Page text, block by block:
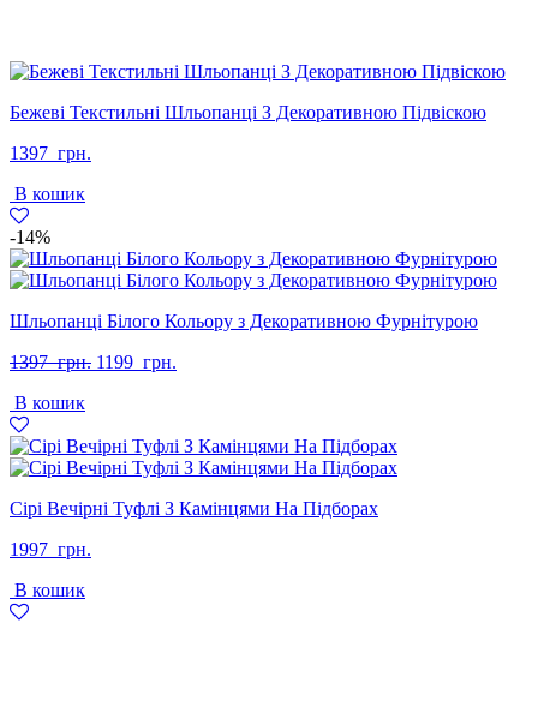
Бежеві Текстильні Шльопанці З Декоративною Підвіскою
1397 грн.
В кошик
-14%
Шльопанці Білого Кольору з Декоративною Фурнітурою
1397 грн. Оригінальна
1199 грн.
В кошик
Сірі Вечірні Туфлі З Камінцями На Підборах
1997 грн.
В кошик